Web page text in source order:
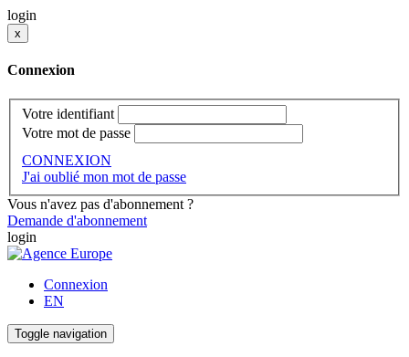
login
x
Connexion
Votre identifiant
Votre mot de passe
CONNEXION
J'ai oublié mon mot de passe
Vous n'avez pas d'abonnement ?
Demande d'abonnement
login
Connexion
EN
Toggle navigation